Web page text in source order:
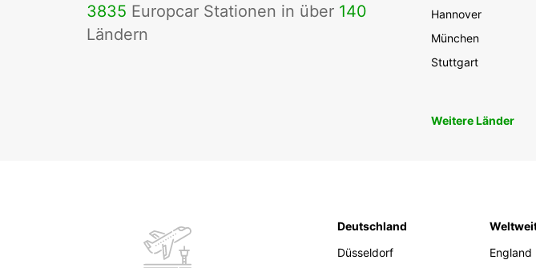
3835 Europcar Stationen in über 140
Ländern
Hannover
München
Stuttgart
Weitere Länder
Deutschland
Düsseldorf
England